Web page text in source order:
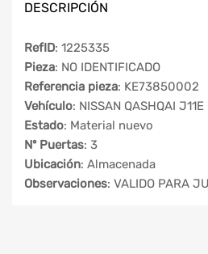
DESCRIPCIÓN
RefID: 1225335
Pieza: NO IDENTIFICADO
Referencia pieza: KE73850002
Vehículo: NISSAN QASHQAI J11E
Estado: Material nuevo
Nº Puertas: 3
Ubicación: Almacenada
Observaciones: VALIDO PARA